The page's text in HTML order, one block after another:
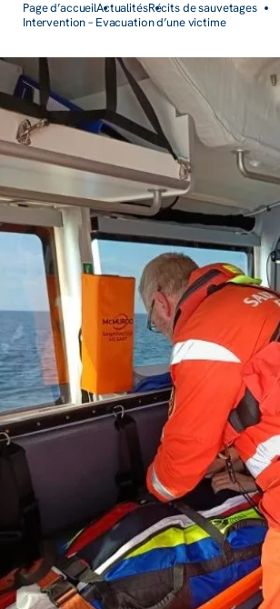
Page d’accueilActualitésRécits de sauvetages
Intervention – Evacuation d’une victime